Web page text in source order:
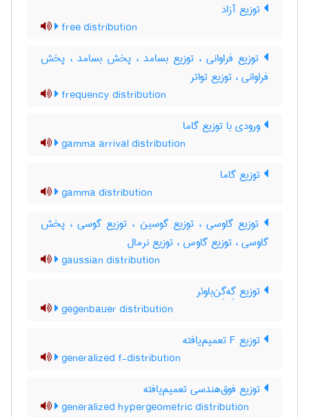
توزیع آزاد
free distribution
توزیع فراوانی ، توزیع بسامد ، پخش بسامد ، پخش
فراوانی ، توزیع تواتر
frequency distribution
ورودی با توزیع گاما
gamma arrival distribution
توزیع گاما
gamma distribution
توزیع گاوسی ، توزیع گوسین ، توزیع گوسی ، پخش
گاوسی ، توزیع گاوس ، توزیع نرمال
gaussian distribution
توزیع گِه‌گِن‌باوئر
gegenbauer distribution
توزیع F تعمیم‌یافته
generalized f-distribution
توزیع فوق‌هندسی تعمیم‌یافته
generalized hypergeometric distribution